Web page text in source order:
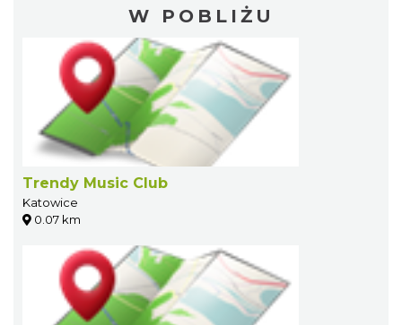
W POBLIŻU
Trendy Music Club
Katowice
0.07 km